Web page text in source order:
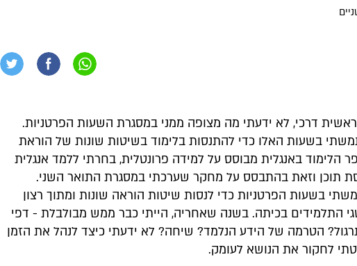
דרכי, לא ידעתי מה מצופה ממני במסגרת השעות הפרטניות.
בשעות האלו כדי להתנסות בלימוד בשיטות שונות של הוראת
הלימוד באנגלית מבוסס על למידה פרונטלית, בחרתי ללמד אנגלית
תוכן וזאת בהתבסס על מחקר שערכתי במסגרת התואר השני.
בשעות הפרטניות כדי לנסות שיטות הוראה שונות ומתוך רצון
התלמידים בכיתה. בשנה שאחריה, הייתי כבר ממש מבולבלת - דפי
הטרמה של הידע הנלמד? שיחה? לא ידעתי כיצד לנהל את הזמן
לחקור את הנושא לעומק.